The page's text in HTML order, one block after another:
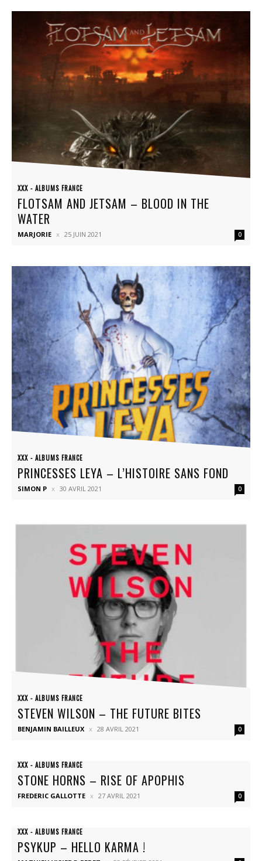
XXX - ALBUMS FRANCE
FLOTSAM AND JETSAM – BLOOD IN THE
WATER
MARJORIE 25 JUIN 2021 0
XXX - ALBUMS FRANCE
PRINCESSES LEYA – L’HISTOIRE SANS FOND
SIMON P 30 AVRIL 2021 0
XXX - ALBUMS FRANCE
STEVEN WILSON – THE FUTURE BITES
BENJAMIN BAILLEUX 28 AVRIL 2021 0
XXX - ALBUMS FRANCE
STONE HORNS – RISE OF APOPHIS
FREDERIC GALLOTTE 27 AVRIL 2021 0
XXX - ALBUMS FRANCE
PSYKUP – HELLO KARMA !